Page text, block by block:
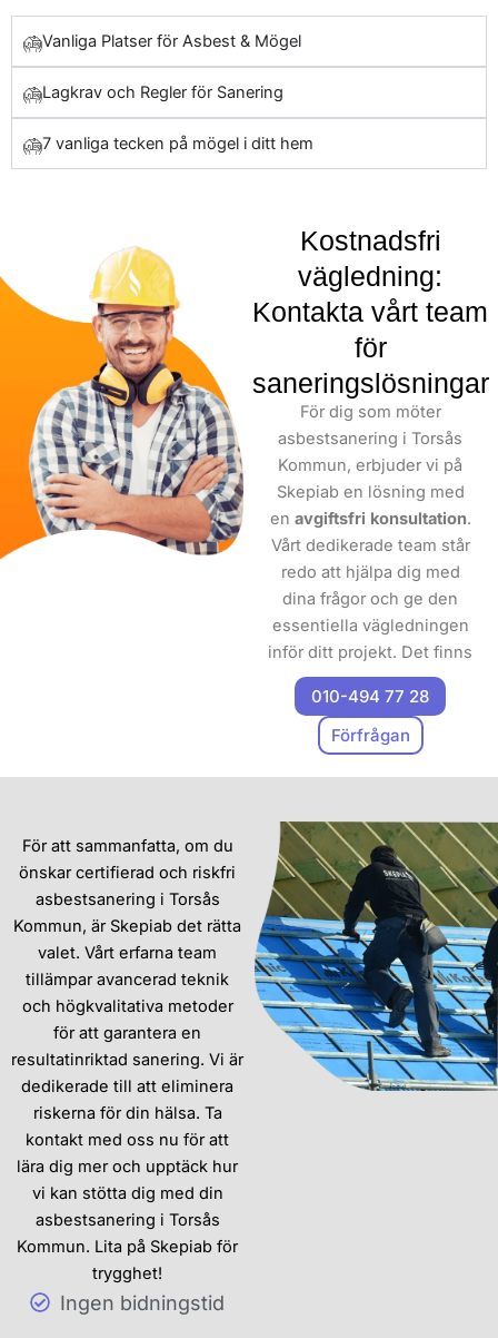
Vanliga Platser för Asbest & Mögel
Lagkrav och Regler för Sanering
7 vanliga tecken på mögel i ditt hem
Kostnadsfri
vägledning:
Kontakta vårt team
för
saneringslösningar
För dig som möter
asbestsanering i Torsås
Kommun, erbjuder vi på
Skepiab en lösning med
en avgiftsfri konsultation.
Vårt dedikerade team står
redo att hjälpa dig med
dina frågor och ge den
essentiella vägledningen
inför ditt projekt. Det finns
många aspekter att
överväga innan man
påbörjar ennedmontering
och därför är det viktigt att
Både för stora och små
rivningsarbeteni Torsås
Kommun kan vårsanering
kontakt-tjänst vara precis
vad du behöver för att
trygga en säker och
effektiv process. Vi är
medvetna om att varje
situation är unik, och
010-494 77 28
Förfrågan
För att sammanfatta, om du
önskar certifierad och riskfri
asbestsanering i Torsås
Kommun, är Skepiab det rätta
valet. Vårt erfarna team
tillämpar avancerad teknik
och högkvalitativa metoder
för att garantera en
resultatinriktad sanering. Vi är
dedikerade till att eliminera
riskerna för din hälsa. Ta
kontakt med oss nu för att
lära dig mer och upptäck hur
vi kan stötta dig med din
asbestsanering i Torsås
Kommun. Lita på Skepiab för
trygghet!
Ingen bidningstid